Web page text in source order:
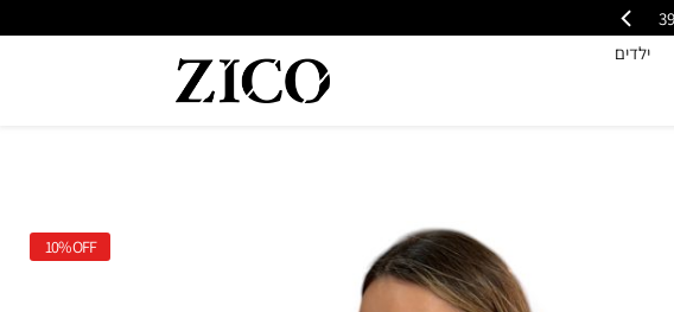
ילדים
10%OFF